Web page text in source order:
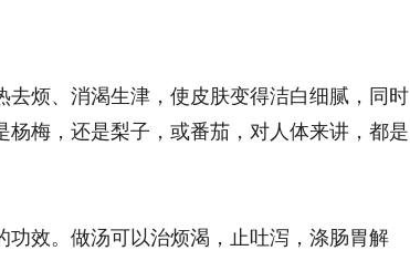
烦、消渴生津，使皮肤变得洁白细腻，同时
梅，还是梨子，或番茄，对人体来讲，都是
效。做汤可以治烦渴，止吐泻，涤肠胃解